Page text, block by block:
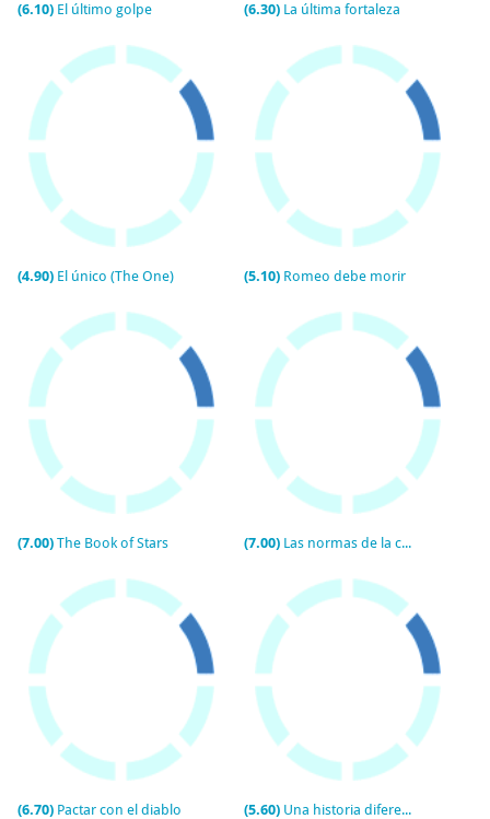
(6.10) El último golpe (6.30) La última fortaleza
(4.90) El único (The One) (5.10) Romeo debe morir
(7.00) The Book of Stars (7.00) Las normas de la casa de la sidra
(6.70) Pactar con el diablo (5.60) Una historia diferente